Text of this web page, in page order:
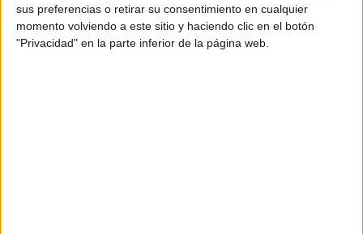
sus preferencias o retirar su consentimiento en cualquier
momento volviendo a este sitio y haciendo clic en el botón
"Privacidad" en la parte inferior de la página web.
Con todo el dinero recaudado, entregarán vales para la
compra de borregos a las familias más necesitadas.